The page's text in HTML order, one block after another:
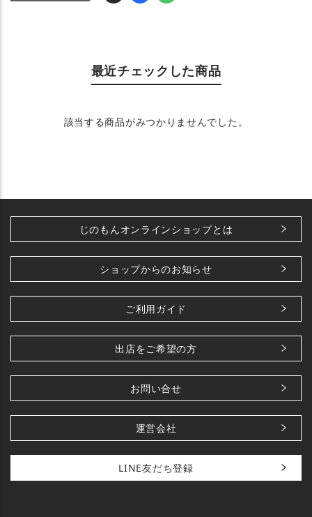
最近チェックした商品
該当する商品がみつかりませんでした。
じのもんオンラインショップとは
ショップからのお知らせ
ご利用ガイド
出店をご希望の方
お問い合せ
運営会社
LINE友だち登録